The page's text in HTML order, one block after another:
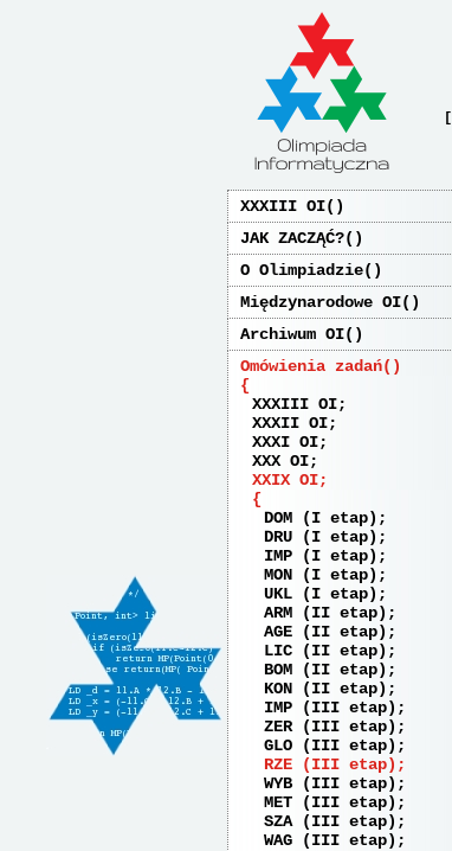
[
XXXIII OI
JAK ZACZĄĆ?
O Olimpiadzie
Międzynarodowe OI
Archiwum OI
Omówienia zadań
XXXIII OI
XXXII OI
XXXI OI
XXX OI
XXIX OI
DOM (I etap)
DRU (I etap)
IMP (I etap)
MON (I etap)
UKL (I etap)
ARM (II etap)
AGE (II etap)
LIC (II etap)
BOM (II etap)
KON (II etap)
IMP (III etap)
ZER (III etap)
GLO (III etap)
RZE (III etap)
WYB (III etap)
MET (III etap)
SZA (III etap)
WAG (III etap)